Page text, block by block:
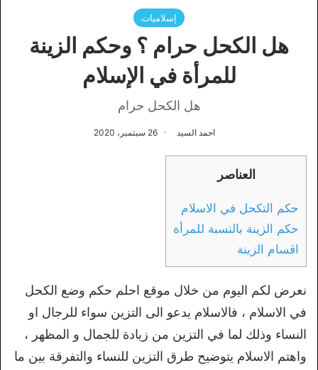
إسلاميات
هل الكحل حرام ؟ وحكم الزينة
للمرأة في الإسلام
هل الكحل حرام
احمد السيد 26 سبتمبر، 2020
العناصر
حكم التكحل في الاسلام
حكم الزينة بالنسبة للمرأة
اقسام الزينة
نعرض لكم اليوم من خلال موقع احلم حكم وضع الكحل
في الاسلام ، فالاسلام يدعو الى التزين سواء للرجال او
النساء وذلك لما في التزين من زيادة للجمال و المظهر ،
واهتم الاسلام يتوضيح طرق التزين للنساء والتفرقة بين ما